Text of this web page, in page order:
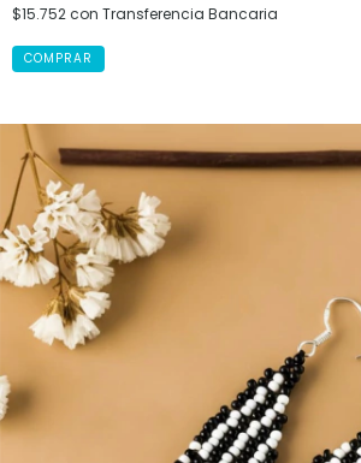
$15.752con Transferencia Bancaria